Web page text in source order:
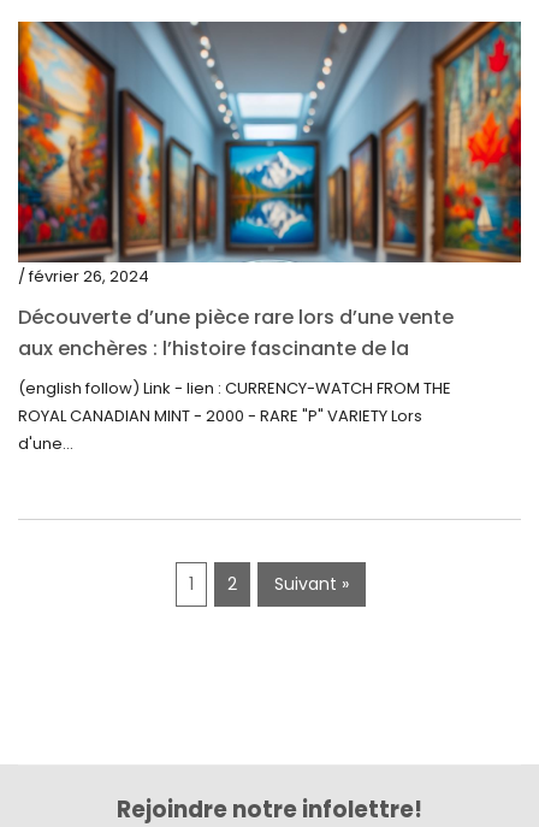
juillet 2020
juin 2020
mai 2020
mars 2020
février 2020
décembre 2019
octobre 2019
septembre 2019
juin 2019
avril 2019
/ février 26, 2024
Découverte d’une pièce rare lors d’une vente
aux enchères : l’histoire fascinante de la
Monnaie-Montre de la Monnaie Royale du
Canada (2000) Rare Variété « P »
(english follow) Link - lien : CURRENCY-WATCH FROM THE
ROYAL CANADIAN MINT - 2000 - RARE "P" VARIETY Lors
d'une...
1 2 Suivant »
Rejoindre notre infolettre!